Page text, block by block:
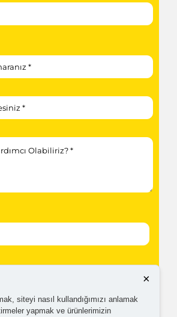
kabul ediyorum.
×
siteyi nasıl kullandığımızı anlamak
yapmak ve ürünlerimizin